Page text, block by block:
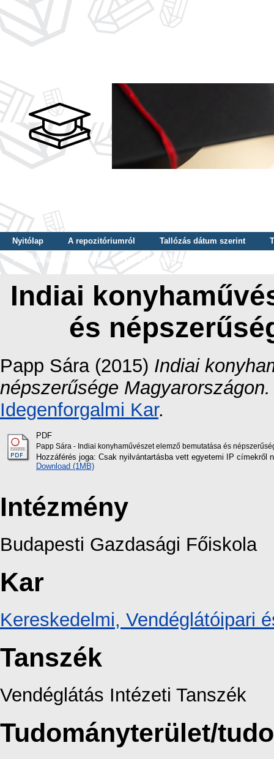
Nyitólap A repozitóriumról Tallózás dátum szerint
Tallózás szerző szerint
Tallózás nyelv szerint
Indiai
és
Papp Sára (2015) Indiai
népszerűsége Magyarországon.
Idegenforgalmi Kar.
PDF
Papp Sára - Indiai konyhaművészet elemző bemutatása és
Hozzáférés joga: Csak nyilvántartásba vett egyetemi IP címekről
Download (1MB)
Intézmény
Budapesti Gazdasági Főiskola
Kar
Kereskedelmi, Vendéglátóipari
Tanszék
Vendéglátás Intézeti Tanszék
Tudományterület/